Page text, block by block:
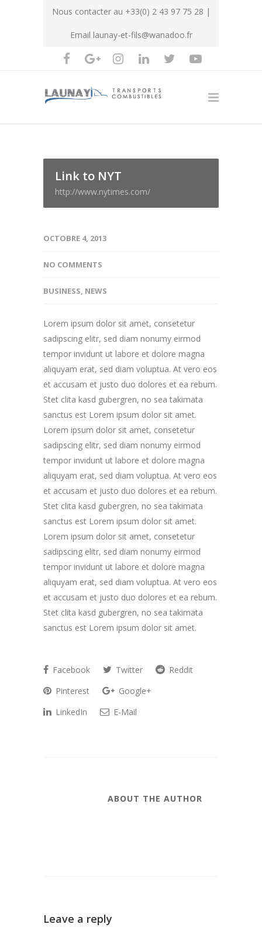
Nous contacter au +33(0) 2 43 97 75 28 |
Email launay-et-fils@wanadoo.fr
Link to NYT
http://www.nytimes.com/
OCTOBRE 4, 2013
NO COMMENTS
BUSINESS, NEWS
Lorem ipsum dolor sit amet, consetetur
sadipscing elitr, sed diam nonumy eirmod
tempor invidunt ut labore et dolore magna
aliquyam erat, sed diam voluptua. At vero eos
et accusam et justo duo dolores et ea rebum.
Stet clita kasd gubergren, no sea takimata
sanctus est Lorem ipsum dolor sit amet.
Lorem ipsum dolor sit amet, consetetur
sadipscing elitr, sed diam nonumy eirmod
tempor invidunt ut labore et dolore magna
aliquyam erat, sed diam voluptua. At vero eos
et accusam et justo duo dolores et ea rebum.
Stet clita kasd gubergren, no sea takimata
sanctus est Lorem ipsum dolor sit amet.
Lorem ipsum dolor sit amet, consetetur
sadipscing elitr, sed diam nonumy eirmod
tempor invidunt ut labore et dolore magna
aliquyam erat, sed diam voluptua. At vero eos
et accusam et justo duo dolores et ea rebum.
Stet clita kasd gubergren, no sea takimata
sanctus est Lorem ipsum dolor sit amet.
Facebook Twitter
Reddit
Pinterest
Google+
LinkedIn
E-Mail
ABOUT THE AUTHOR
Leave a reply